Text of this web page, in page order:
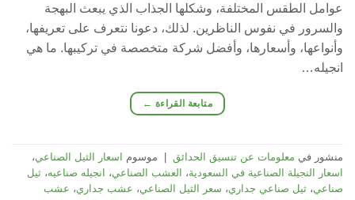
عوامل الطقس المختلفة، وشكلها الجذاب الذي يبعث البهجة
والسرور في نفوس الناظرين. لذلك، دعونا نتعرف على تعريفها،
وأنواعها، وأسعارها، وأفضل شركة متخصصة في تركيبها. ما هي
انجيله…
متابعة القراءة ←
منشور في معلومات عن تنسيق الحدائق موسوم اسعار الثيل الصناعي،
اسعار النجيلة الصناعية في السعودية، العشب الصناعي، انجيله صناعيه، ثيل
صناعي، ثيل صناعي جداري، سعر الثيل الصناعي، عشب جداري، عشب